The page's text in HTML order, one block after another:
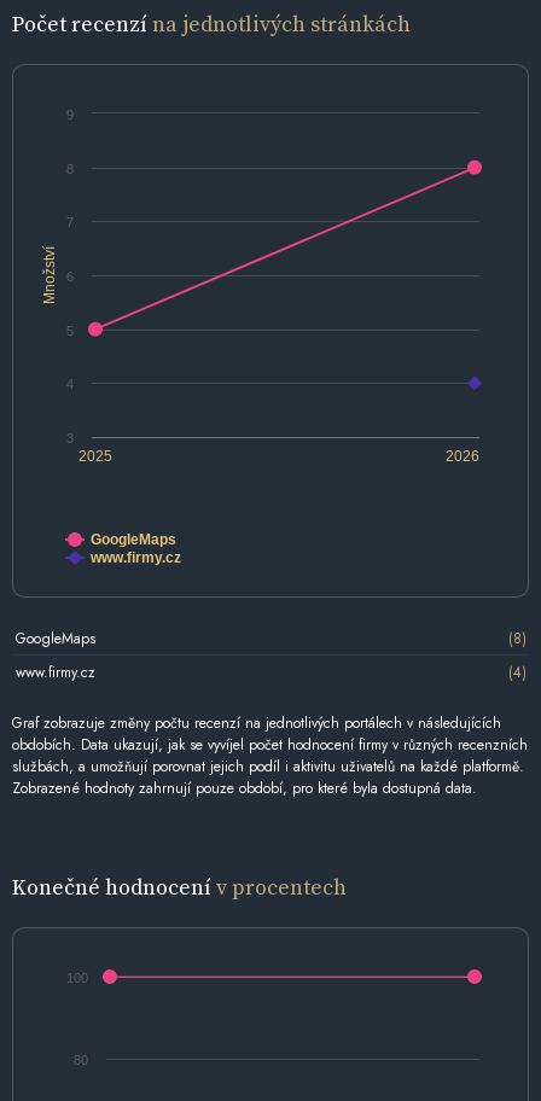
Počet recenzína jednotlivých stránkách
Množství
2025 2026
3
4
5
6
7
8
9
GoogleMaps
www.firmy.cz
GoogleMaps
(8)
www.firmy.cz
(4)
Graf zobrazuje změny počtu recenzí na jednotlivých portálech v následujících
obdobích. Data ukazují, jak se vyvíjel počet hodnocení firmy v různých recenzních
službách, a umožňují porovnat jejich podíl i aktivitu uživatelů na každé platformě.
Zobrazené hodnoty zahrnují pouze období, pro které byla dostupná data.
Konečné hodnocenív procentech
80
100